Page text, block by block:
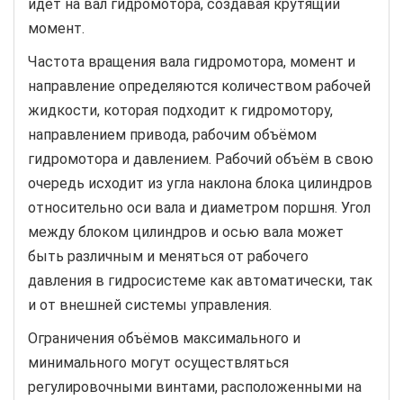
идет на вал гидромотора, создавая крутящий
момент.
Частота вращения вала гидромотора, момент и
направление определяются количеством рабочей
жидкости, которая подходит к гидромотору,
направлением привода, рабочим объёмом
гидромотора и давлением. Рабочий объём в свою
очередь исходит из угла наклона блока цилиндров
относительно оси вала и диаметром поршня. Угол
между блоком цилиндров и осью вала может
быть различным и меняться от рабочего
давления в гидросистеме как автоматически, так
и от внешней системы управления.
Ограничения объёмов максимального и
минимального могут осуществляться
регулировочными винтами, расположенными на